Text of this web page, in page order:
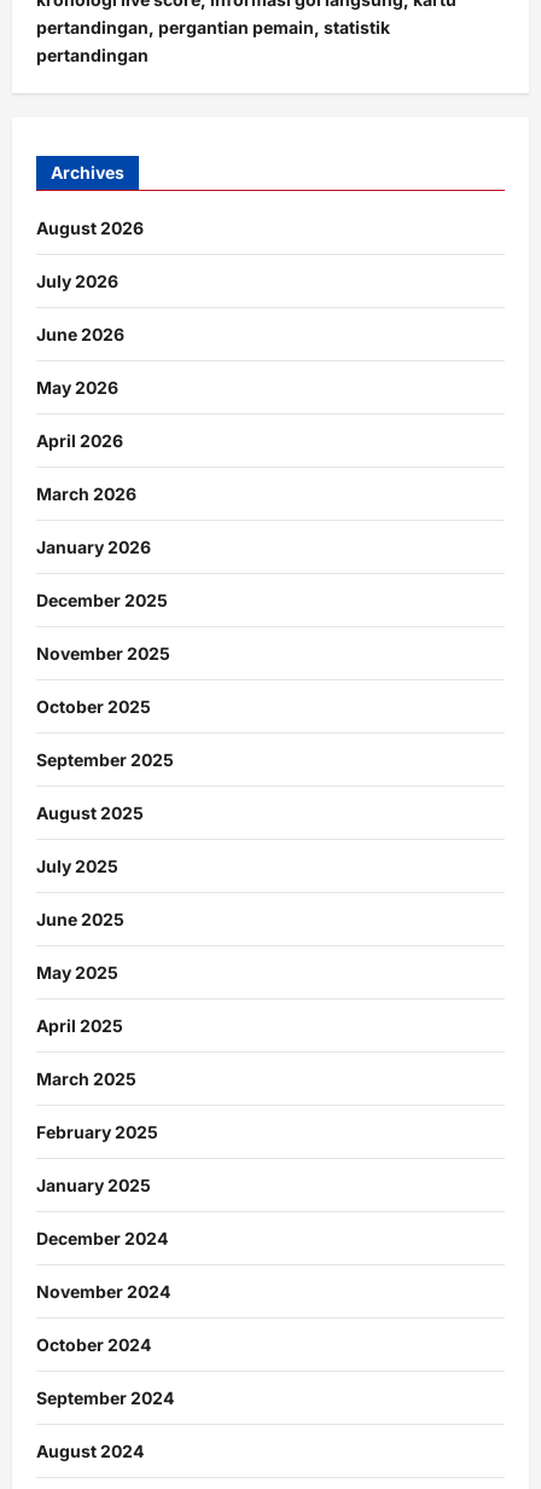
pertandingan, pergantian pemain, statistik
pertandingan
Archives
August 2026
July 2026
June 2026
May 2026
April 2026
March 2026
January 2026
December 2025
November 2025
October 2025
September 2025
August 2025
July 2025
June 2025
May 2025
April 2025
March 2025
February 2025
January 2025
December 2024
November 2024
October 2024
September 2024
August 2024